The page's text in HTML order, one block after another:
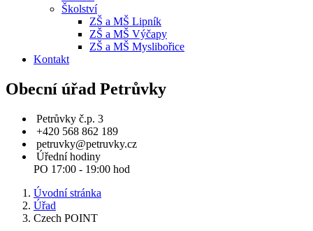
Školství
ZŠ a MŠ Lipník
ZŠ a MŠ Výčapy
ZŠ a MŠ Myslibořice
Kontakt
Obecní úřad Petrůvky
Petrůvky č.p. 3
+420 568 862 189
petruvky@petruvky.cz
Úřední hodiny
PO 17:00 - 19:00 hod
Úvodní stránka
Úřad
Czech POINT